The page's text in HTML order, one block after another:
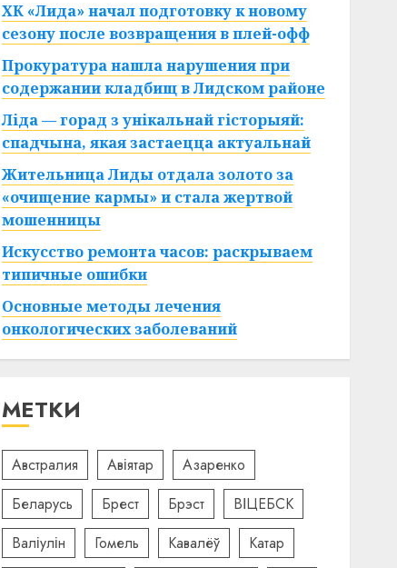
ХК «Лида» начал подготовку к новому
сезону после возвращения в плей-офф
Прокуратура нашла нарушения при
содержании кладбищ в Лидском районе
Ліда — горад з унікальнай гісторыяй:
спадчына, якая застаецца актуальнай
Жительница Лиды отдала золото за
«очищение кармы» и стала жертвой
мошенницы
Искусство ремонта часов: раскрываем
типичные ошибки
Основные методы лечения
онкологических заболеваний
МЕТКИ
Австралия Авіятар
Азаренко
Беларусь
Брест Брэст
ВІЦЕБСК
Валіулін
Гомель Кавалёў
Катар